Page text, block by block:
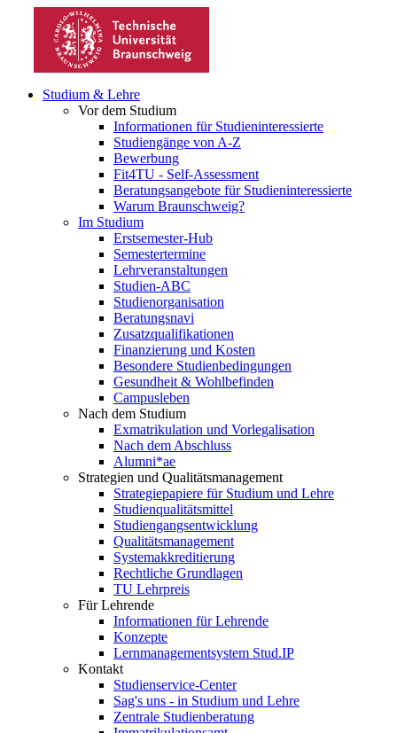
Studium & Lehre
Vor dem Studium
Informationen für Studieninteressierte
Studiengänge von A-Z
Bewerbung
Fit4TU - Self-Assessment
Beratungsangebote für Studieninteressierte
Warum Braunschweig?
Im Studium
Erstsemester-Hub
Semestertermine
Lehrveranstaltungen
Studien-ABC
Studienorganisation
Beratungsnavi
Zusatzqualifikationen
Finanzierung und Kosten
Besondere Studienbedingungen
Gesundheit & Wohlbefinden
Campusleben
Nach dem Studium
Exmatrikulation und Vorlegalisation
Nach dem Abschluss
Alumni*ae
Strategien und Qualitätsmanagement
Strategiepapiere für Studium und Lehre
Studienqualitätsmittel
Studiengangsentwicklung
Qualitätsmanagement
Systemakkreditierung
Rechtliche Grundlagen
TU Lehrpreis
Für Lehrende
Informationen für Lehrende
Konzepte
Lernmanagementsystem Stud.IP
Kontakt
Studienservice-Center
Sag's uns - in Studium und Lehre
Zentrale Studienberatung